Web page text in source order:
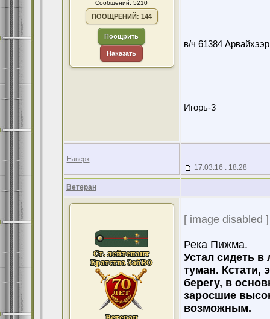
Сообщений: 5210
ПООЩРЕНИЙ: 144
Поощрить
Наказать
в/ч 61384
Игорь-3
Наверх
17.03.16 : 18:28
Ветеран
[ image disabled ]
Река Пижма.
Устал сидеть в
туман. Кстати,
берегу, в
заросшие
возможным.